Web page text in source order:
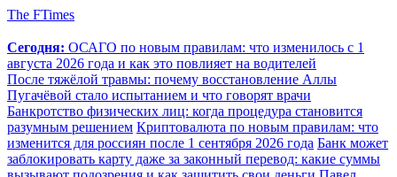
The FTimes
Сегодня: ОСАГО по новым правилам: что изменилось с 1
августа 2026 года и как это повлияет на водителей
После тяжёлой травмы: почему восстановление Аллы
Пугачёвой стало испытанием и что говорят врачи
Банкротство физических лиц: когда процедура становится
разумным решением Криптовалюта по новым правилам: что
изменится для россиян после 1 сентября 2026 года Банк может
заблокировать карту даже за законный перевод: какие суммы